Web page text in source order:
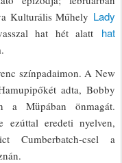
Kulturális Műhely Lady
hat hét alatt hat
színpadaimon. A New
adta, Bobby
a Müpában önmagát.
ezúttal eredeti nyelven,
Cumberbatch-csel a